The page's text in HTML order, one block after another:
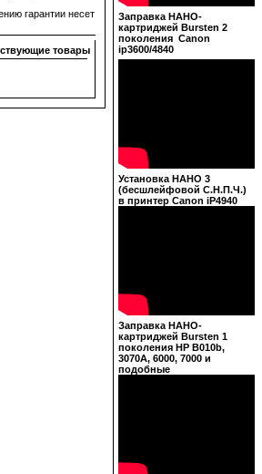
гарантии несет
товары
Заправка НАНО-
картриджей Bursten 2
поколения Canon
ip3600/4840
Установка НАНО 3
(бесшлейфовой С.Н.П.Ч.)
в принтер Canon iP4940
Заправка НАНО-
картриджей Bursten 1
поколения HP B010b,
3070A, 6000, 7000 и
подобные